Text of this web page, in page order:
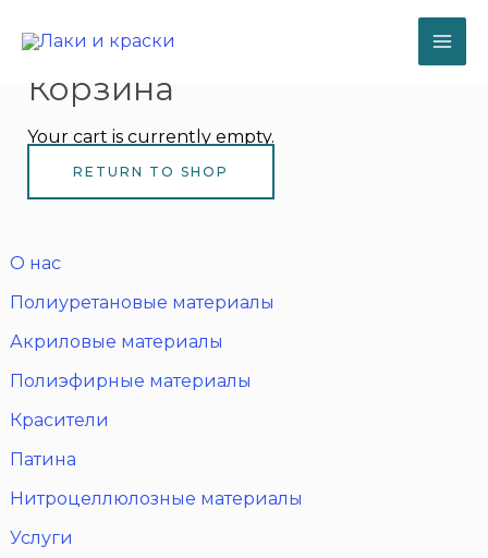
содержимому
О нас
Полиуретановые материалы
Акриловые материалы
Полиэфирные материалы
Красители
Патина
Нитроцеллюлозные материалы
Услуги
Корзина
Your cart is currently empty.
RETURN TO SHOP